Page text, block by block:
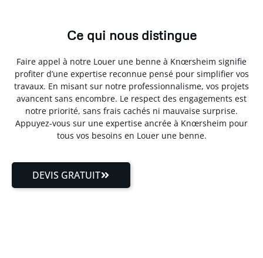
Ce qui nous distingue
Faire appel à notre Louer une benne à Knœrsheim signifie
profiter d’une expertise reconnue pensé pour simplifier vos
travaux. En misant sur notre professionnalisme, vos projets
avancent sans encombre. Le respect des engagements est
notre priorité, sans frais cachés ni mauvaise surprise.
Appuyez-vous sur une expertise ancrée à Knœrsheim pour
tous vos besoins en Louer une benne.
DEVIS GRATUIT